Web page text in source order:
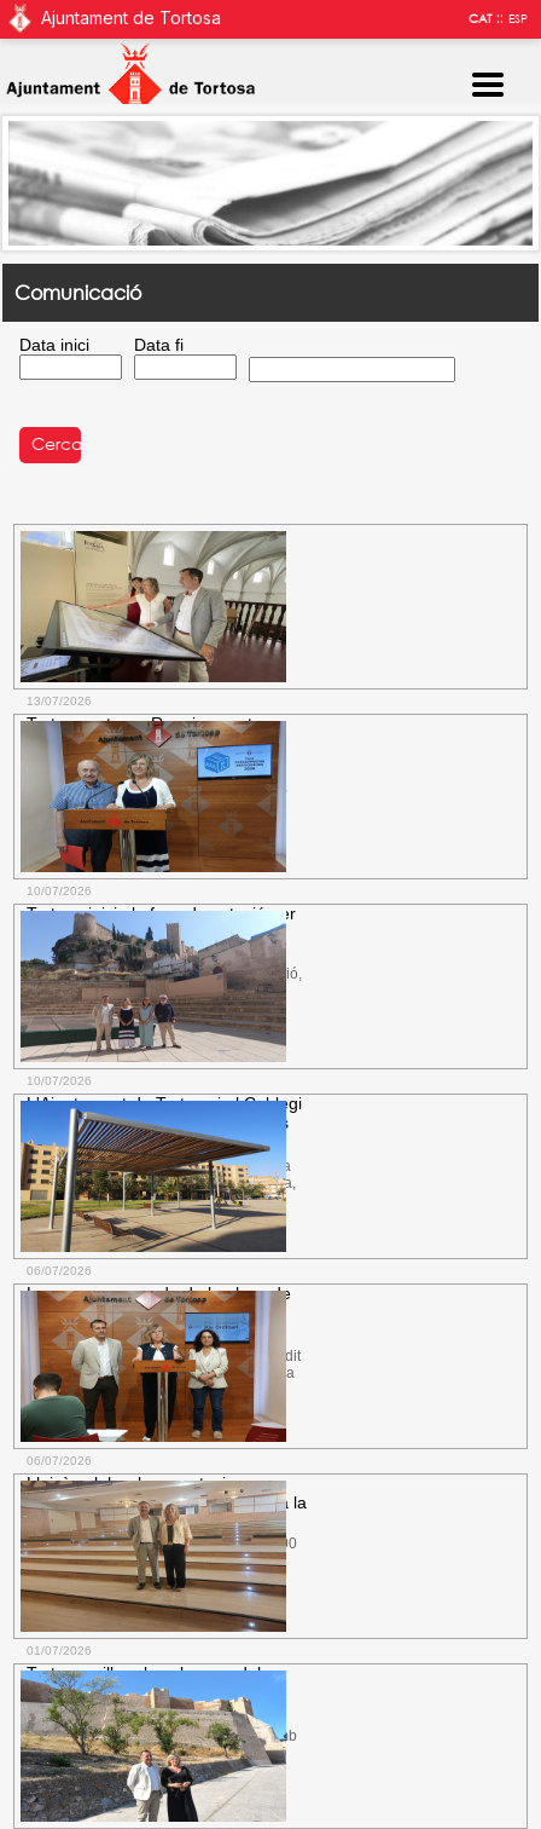
Ajuntament de Tortosa CAT::ESP
Comunicació
Data inici Data fi
13/07/2026
Tortosa estrena Renaixement
Interactiu, una experiència
audiovisual i
Festa del Renaixement.La instal·lació,
ubicada al Centre d\'Interpretació del
Renaixement de l\'antiga església de
Sant...
més informació
10/07/2026
Tortosa inicia la fase de votació per
decidir entre 64 propostes dels
Participació Ciutadana.El procés
participatiu, que arriba a la novena edició,
destina 250.000 euros del pressupost...
més informació
10/07/2026
L'Ajuntament de Tortosa i el Col·legi
d'Arquitectes impulsen un concurs
per
Urbanisme.El futur edifici regenerarà la
trama urbana entre el passeig de Ronda,
el carrer Costa de...
més informació
06/07/2026
La nova zona verda de la plaça de
Francesc Macià inclourà un espai
de joc
Participació Ciutadana.Així ho ha decidit
el veïnat a través d'una enquesta en línia
que ha culminat el procés...
més informació
06/07/2026
Lleixà celebra les aportacions
addicionals de la Generalitat per a la
Ajuntament.El pressupost del govern
català per al 2026 també preveu 300.000
euros per a la millora de la...
més informació
01/07/2026
Tortosa millora la sala gran del
Teatre Auditori Felip Pedrell amb
una
Urbanisme.La reforma es completa amb
millores en l'escomesa i la instal·lació
elèctrica, el sistema de...
més informació